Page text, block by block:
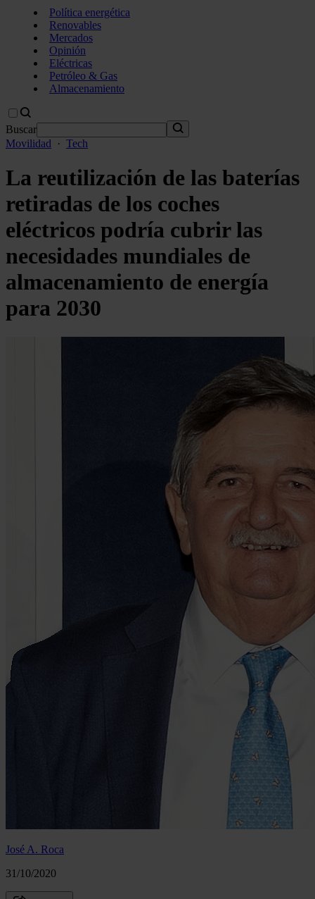
Política energética
Renovables
Mercados
Opinión
Eléctricas
Petróleo & Gas
Almacenamiento
Buscar
Movilidad
· Tech
La reutilización de las baterías
retiradas de los coches
eléctricos podría cubrir las
necesidades mundiales de
almacenamiento de energía
para 2030
José A. Roca
31/10/2020